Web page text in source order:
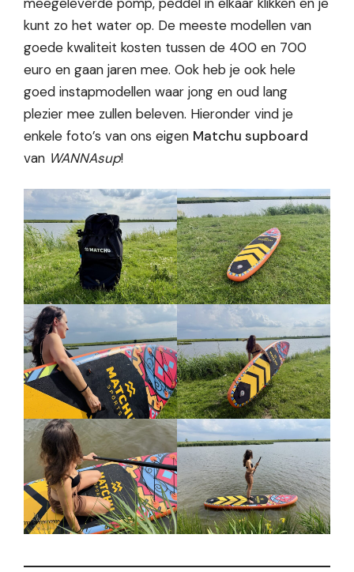
kunt zo het water op. De meeste modellen van
goede kwaliteit kosten tussen de 400 en 700
euro en gaan jaren mee. Ook heb je ook hele
goed instapmodellen waar jong en oud lang
plezier mee zullen beleven. Hieronder vind je
enkele foto’s van ons eigen Matchu supboard
van WANNAsup!